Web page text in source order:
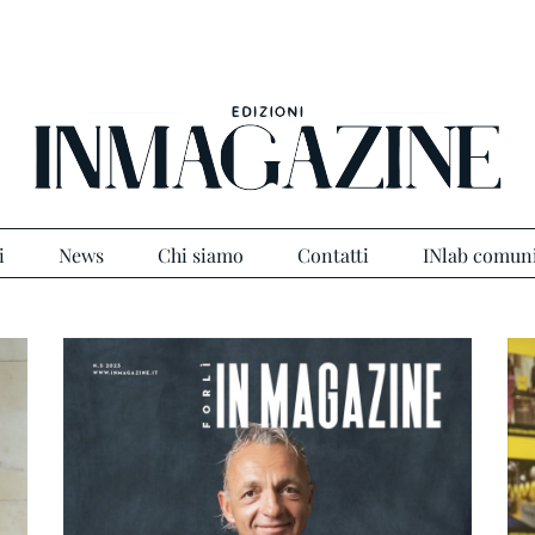
News Chi siamo Contatti INlab